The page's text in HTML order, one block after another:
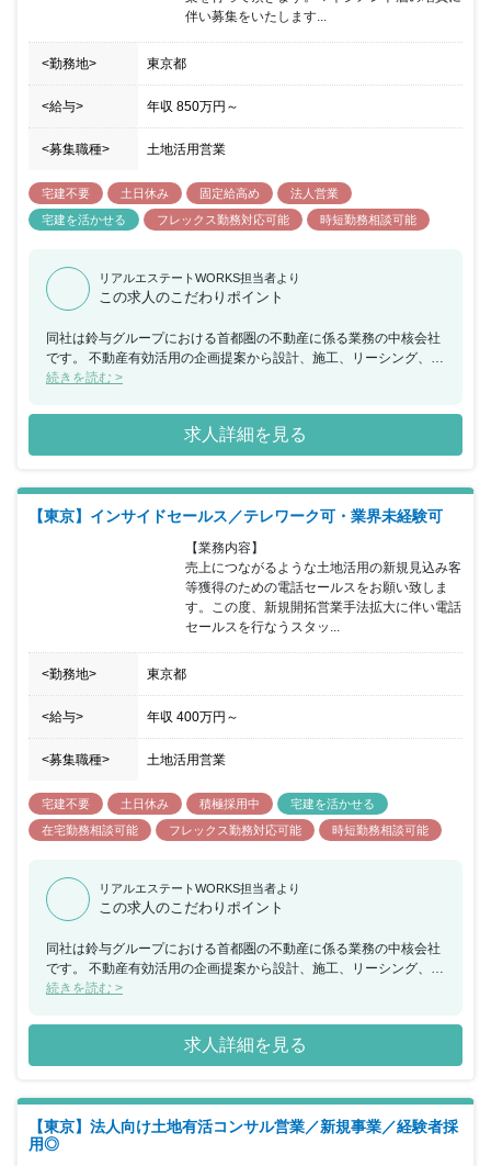
離がものすごく近く、困ったことなどは必ず助けてもらえるかんき
ょうです。外部研修などもあり人間としての成長が望める環境で
す。職場もきれいで備品なども不備があれば、すぐに取り寄せても
らえます。PCなども最新のものに変更でき、効率第一の考えの元
で行動するので職場内スピード感は早いです。掃除などは当番制に
なっており定期的に行っています。
伴い募集をいたします...
<勤務地> 東京都
<給与> 年収 850万円 ～
<募集職種> 土地活用営業
宅建不要 土日休み 固定給高め
法人営業
宅建を活かせる
フレックス勤務対応可能 時短勤務相談可能
リアルエステートWORKS担当者より
この求人のこだわりポイント
同社は鈴与グループにおける首都圏の不動産に係る業務の中核会社
です。 不動産有効活用の企画提案から設計、施工、リーシング、ビ
ル管理までを一貫して行い、その全てに営業担当としてかかわるこ
頼を得られる仕事で、会社の成長とともに社員個人としても成長で
きる会社です。 当ポジションについて、営業エリアの地権者に対し
持続可能な不動産有効活用コンサルティングを行い、契約の締結に
した３Ｄによる事業化の提案を行います。 長期に及ぶ事業で建築で
の活用が難しいケースでは資産の買い替えや等価交換の提案を行い
ら50代の営業社員で構成され、年齢や勤続年数に関係なく実力次第
で昇格する為、年功的な考えはありません。 フレキシブルな勤務時
間の採用と営業地盤に直行し直帰する働き方を通して自身で仕事の
効率化を実現していただきます。 インセンティブは建築、売買に係
わらず利益に応じて支給され、上限はありませんので、かなりのモ
チベーションになると思います。
続きを読む >
求人詳細を見る
【東京】インサイドセールス／テレワーク可・業界未経験可
【業務内容】
売上につながるような土地活用の新規見込み客
等獲得のための電話セールスをお願い致しま
す。この度、新規開拓営業手法拡大に伴い電話
セールスを行なうスタッ...
<勤務地> 東京都
<給与> 年収 400万円 ～
<募集職種> 土地活用営業
宅建不要 土日休み 積極採用中
宅建を活かせる
在宅勤務相談可能
フレックス勤務対応可能 時短勤務相談可能
リアルエステートWORKS担当者より
この求人のこだわりポイント
同社は鈴与グループにおける首都圏の不動産に係る業務の中核会社
です。 不動産有効活用の企画提案から設計、施工、リーシング、ビ
ル管理までを一貫して行い、その全てに営業担当としてかかわるこ
頼を得られる仕事で、会社の成長とともに社員個人としても成長で
きる会社です。 当ポジションについて、営業エリアの地権者に対し
持続可能な不動産有効活用コンサルティングを行い、契約の締結に
した３Ｄによる事業化の提案を行います。 長期に及ぶ事業で建築で
の活用が難しいケースでは資産の買い替えや等価交換の提案を行い
提案は建築に限定されません。 所属していただく営業部は20代か
続きを読む >
求人詳細を見る
【東京】法人向け土地有活コンサル営業／新規事業／経験者採
用◎